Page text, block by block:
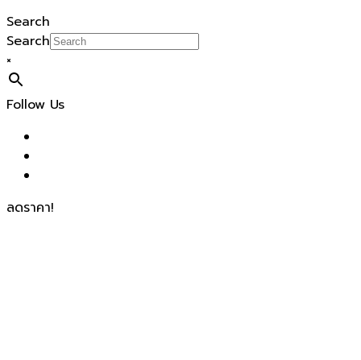
Search
Search
×
Follow Us
ลดราคา!